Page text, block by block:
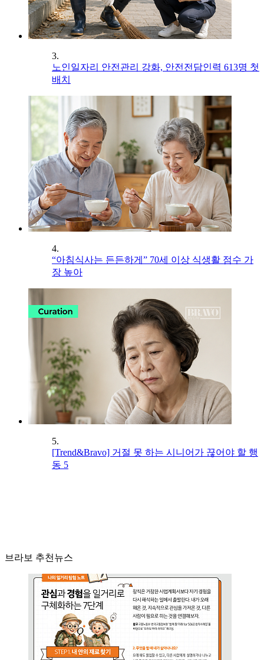
3.
노인일자리 안전관리 강화, 안전전담인력 613명 첫
배치
4.
“아침식사는 든든하게” 70세 이상 식생활 점수 가
장 높아
5.
[Trend&Bravo] 거절 못 하는 시니어가 끊어야 할 행
동 5
브라보 추천뉴스